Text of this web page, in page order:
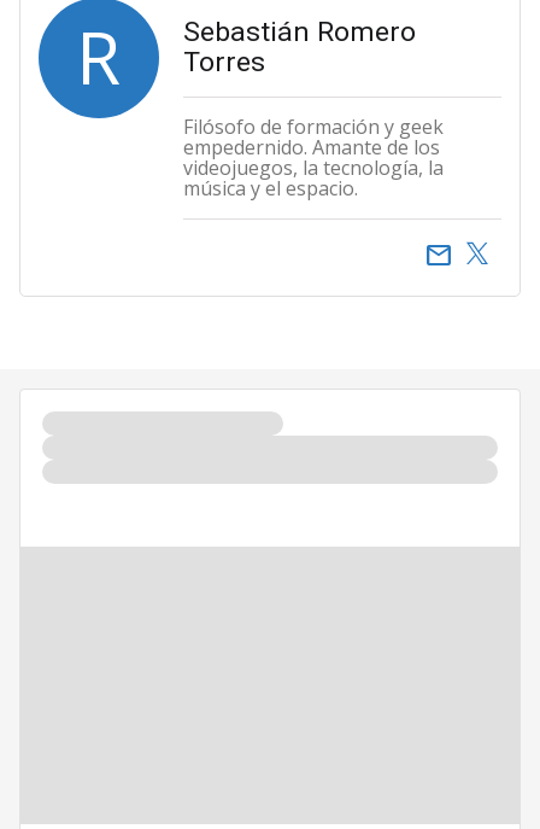
R
Sebastián Romero
Torres
Filósofo de formación y geek
empedernido. Amante de los
videojuegos, la tecnología, la
música y el espacio.
email